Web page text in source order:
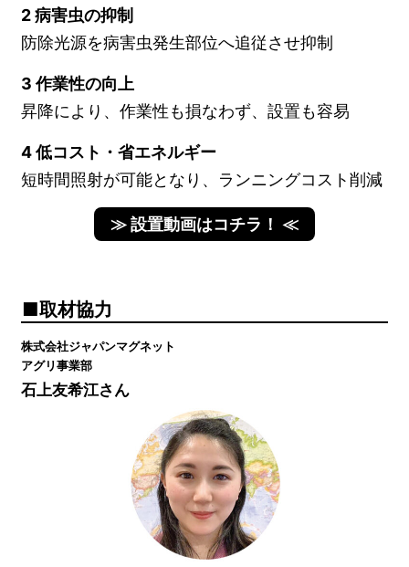
2 病害虫の抑制
防除光源を病害虫発生部位へ追従させ抑制
3 作業性の向上
昇降により、作業性も損なわず、設置も容易
4 低コスト・省エネルギー
短時間照射が可能となり、ランニングコスト削減
≫ 設置動画はコチラ！ ≪
取材協力
株式会社ジャパンマグネット
アグリ事業部
石上友希江さん